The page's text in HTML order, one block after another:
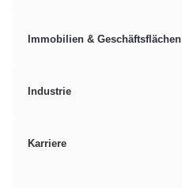
Immobilien & Geschäftsflächen
Industrie
Karriere